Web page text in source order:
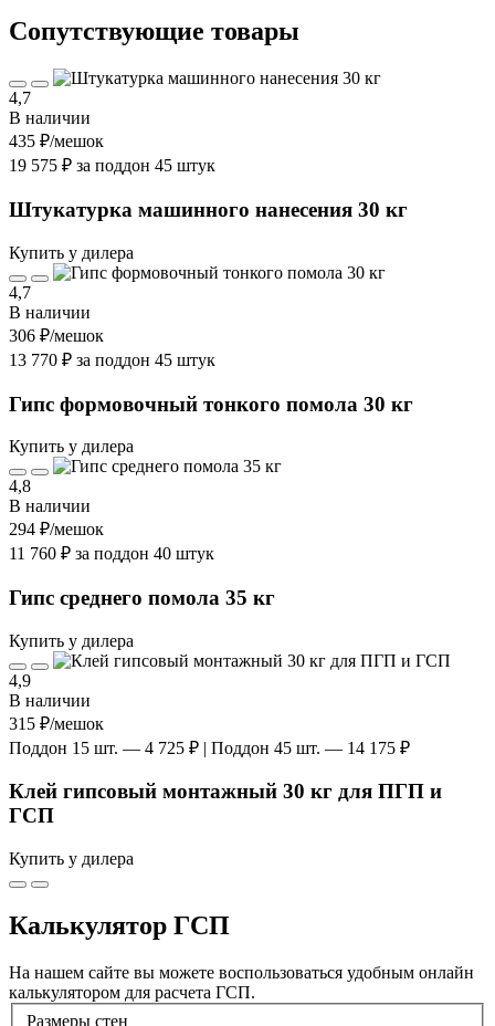
Cопутствующие товары
4,7
В наличии
435 ₽/мешок
19 575 ₽ за поддон 45 штук
Штукатурка машинного нанесения 30 кг
Купить у дилера
4,7
В наличии
306 ₽/мешок
13 770 ₽ за поддон 45 штук
Гипс формовочный тонкого помола 30 кг
Купить у дилера
4,8
В наличии
294 ₽/мешок
11 760 ₽ за поддон 40 штук
Гипс среднего помола 35 кг
Купить у дилера
4,9
В наличии
315 ₽/мешок
Поддон 15 шт. — 4 725 ₽ | Поддон 45 шт. — 14 175 ₽
Клей гипсовый монтажный 30 кг для ПГП и
ГСП
Купить у дилера
Калькулятор ГСП
На нашем сайте вы можете воспользоваться удобным онлайн
калькулятором для расчета ГСП.
Размеры стен